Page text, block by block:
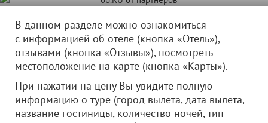
В данном разделе можно ознакомиться
с информацией об отеле (кнопка «Отель»),
отзывами (кнопка «Отзывы»), посмотреть
местоположение на карте (кнопка «Карты»).
При нажатии на цену Вы увидите полную
информацию о туре (город вылета, дата вылета,
название гостиницы, количество ночей, тип